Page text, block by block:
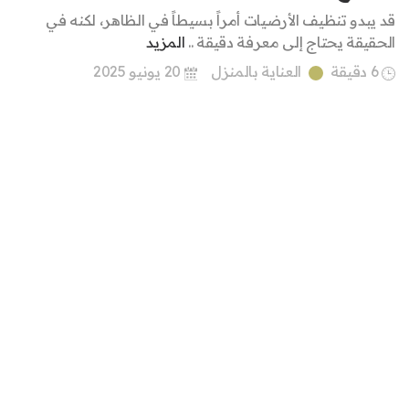
قد يبدو تنظيف الأرضيات أمراً بسيطاً في الظاهر، لكنه في
الحقيقة يحتاج إلى معرفة دقيقة .. المزيد
6 دقيقة
العناية بالمنزل